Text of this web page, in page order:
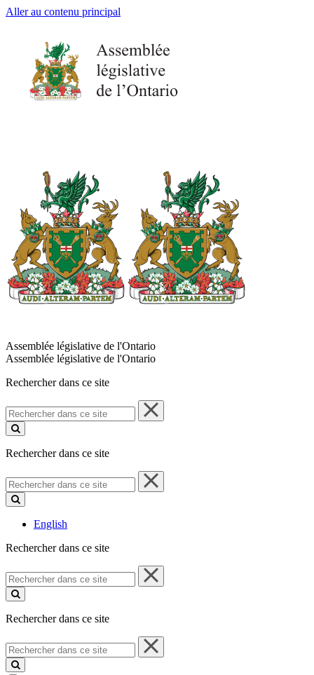
Aller au contenu principal
Assemblée législative de l'Ontario
Assemblée législative de l'Ontario
Rechercher dans ce site
Rechercher
dans
ce
Rechercher dans ce site
Rechercher
dans
ce
English
Rechercher dans ce site
Rechercher
dans
ce
Rechercher dans ce site
Rechercher
dans
ce